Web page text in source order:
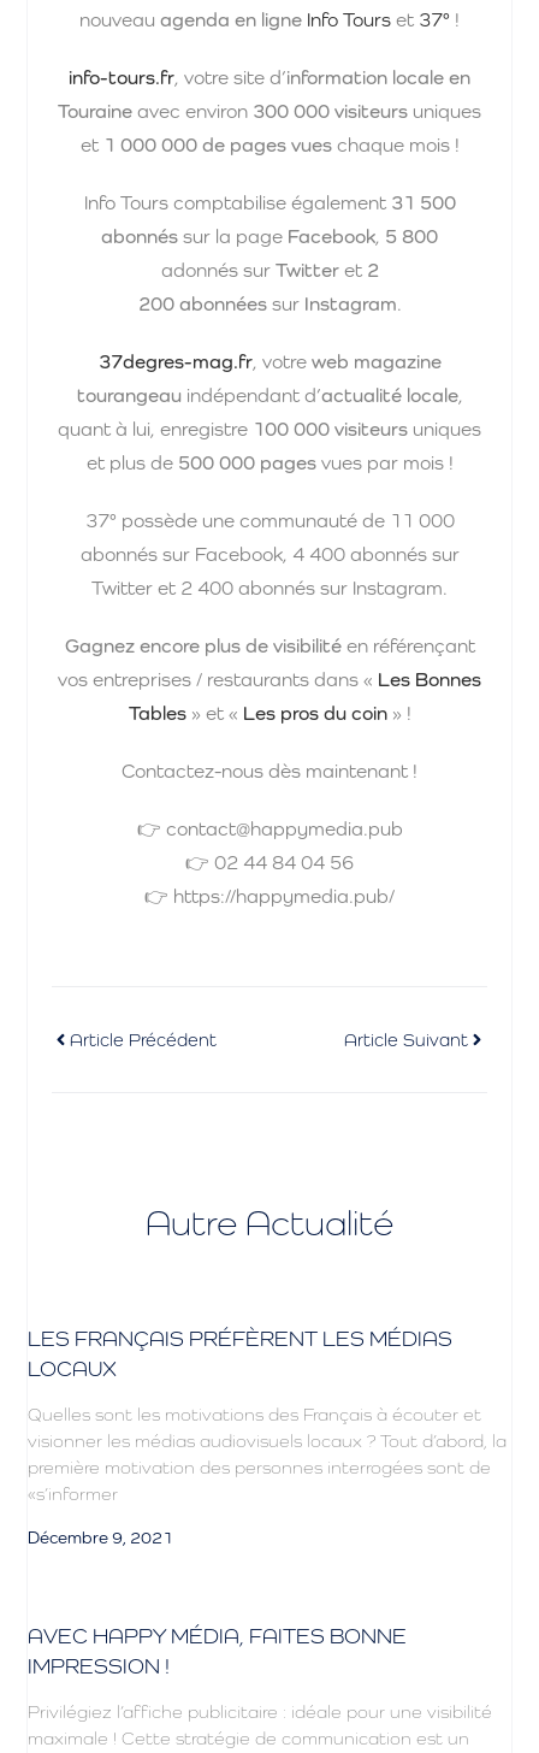
nouveau agenda en ligne Info Tours et 37° !
info-tours.fr, votre site d’information locale en
Touraine avec environ 300 000 visiteurs uniques
et 1 000 000 de pages vueschaque mois !
Info Tours comptabilise également 31 500
abonnés sur la page Facebook, 5 800
adonnés sur Twitter et 2
200 abonnéessur Instagram.
37degres-mag.fr, votreweb magazine
tourangeau indépendant d’actualité locale,
quant à lui, enregistre 100 000 visiteurs uniques
et plus de 500 000 pagesvues par mois !
37° possède une communauté de 11 000
abonnés sur Facebook, 4 400 abonnés sur
Twitter et 2 400 abonnés sur Instagram.
Gagnez encore plus de visibilitéen référençant
vos entreprises / restaurants dans « Les Bonnes
Tables» et « Les pros du coin» !
Contactez-nous dès maintenant !
👉 contact@happymedia.pub
👉 02 44 84 04 56
👉 https://happymedia.pub/
Article Précédent Article Suivant
Autre Actualité
LES FRANÇAIS PRÉFÈRENT LES MÉDIAS
LOCAUX
Quelles sont les motivations des Français à écouter et
visionner les médias audiovisuels locaux ? Tout d’abord, la
première motivation des personnes interrogées sont de
«s’informer
Décembre 9, 2021
AVEC HAPPY MÉDIA, FAITES BONNE
IMPRESSION !
Privilégiez l’affiche publicitaire : idéale pour une visibilité
maximale ! Cette stratégie de communication est un